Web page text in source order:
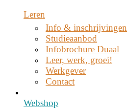
Leren
Info & inschrijvingen
Studieaanbod
Infobrochure Duaal
Leer, werk, groei!
Werkgever
Contact
Webshop